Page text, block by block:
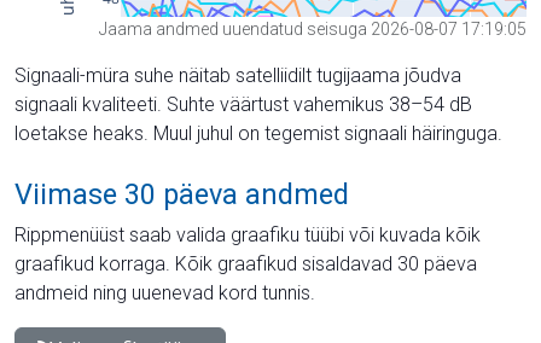
Jaama andmed uuendatud seisuga 2026-08-07 17:19:05
Signaali-müra suhe näitab satelliidilt tugijaama jõudva
signaali kvaliteeti. Suhte väärtust vahemikus 38–54 dB
loetakse heaks. Muul juhul on tegemist signaali häiringuga.
Viimase 30 päeva andmed
Rippmenüüst saab valida graafiku tüübi või kuvada kõik
graafikud korraga. Kõik graafikud sisaldavad 30 päeva
andmeid ning uuenevad kord tunnis.